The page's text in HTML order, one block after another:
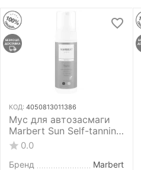
КОД: 4050813011386
Мус для автозасмаги
Marbert Sun Self-tanning
Mousse 150 мл
0.0
Бренд
Marbert